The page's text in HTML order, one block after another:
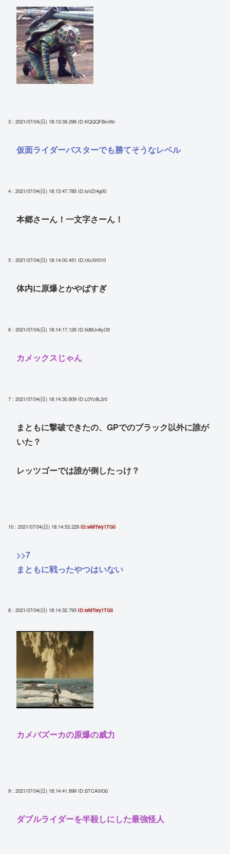
3 : 2021/07/04(日) 18:13:39.296 ID:KQQQFBmWr
仮面ライダーバスターでも勝てそうなレベル
4 : 2021/07/04(日) 18:13:47.785 ID:loVZt4g00
本郷さーん！一文字さーん！
5 : 2021/07/04(日) 18:14:00.451 ID:tXcXIf010
体内に原爆とかやばすぎ
6 : 2021/07/04(日) 18:14:17.126 ID:0d9Un6yO0
カメックスじゃん
7 : 2021/07/04(日) 18:14:30.809 ID:L0Yz8L2r0
まともに撃破できたの、GPでのブラック以外に誰が
いた？
レッツゴーでは誰が倒したっけ？
10 : 2021/07/04(日) 18:14:53.229 ID:wMTwy1TG0
>>7
まともに戦ったやつはいない
8 : 2021/07/04(日) 18:14:32.793 ID:wMTwy1TG0
カメバズーカの原爆の威力
9 : 2021/07/04(日) 18:14:41.899 ID:STCAIIlG0
ダブルライダーを半殺しにした最強怪人